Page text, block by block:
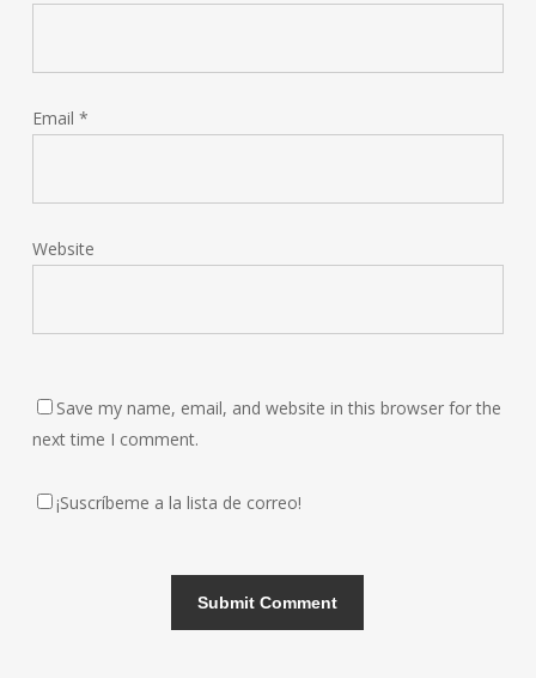
Email *
Website
Save my name, email, and website in this browser for the
next time I comment.
¡Suscríbeme a la lista de correo!